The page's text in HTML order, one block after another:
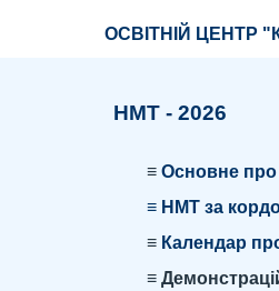
ОСВІТНІЙ ЦЕНТР
НМТ - 2026
≡ Основне про
≡ НМТ за
≡ Календар
≡